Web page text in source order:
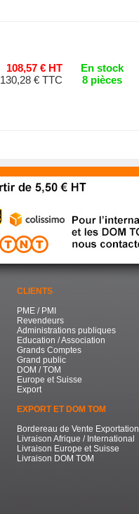
108,57 € HT
130,28 € TTC
En stock
8 pièces
CLIENTS
PME / PMI
Revendeurs
Administrations publiques
Education / Association
Grands Comptes
Grand public
DOM / TOM
Europe et Suisse
Export
EXPORT ET DOM TOM
Bordereau de Vente Exportation
Livraison Afrique / International
Livraison Europe et Suisse
Livraison DOM TOM